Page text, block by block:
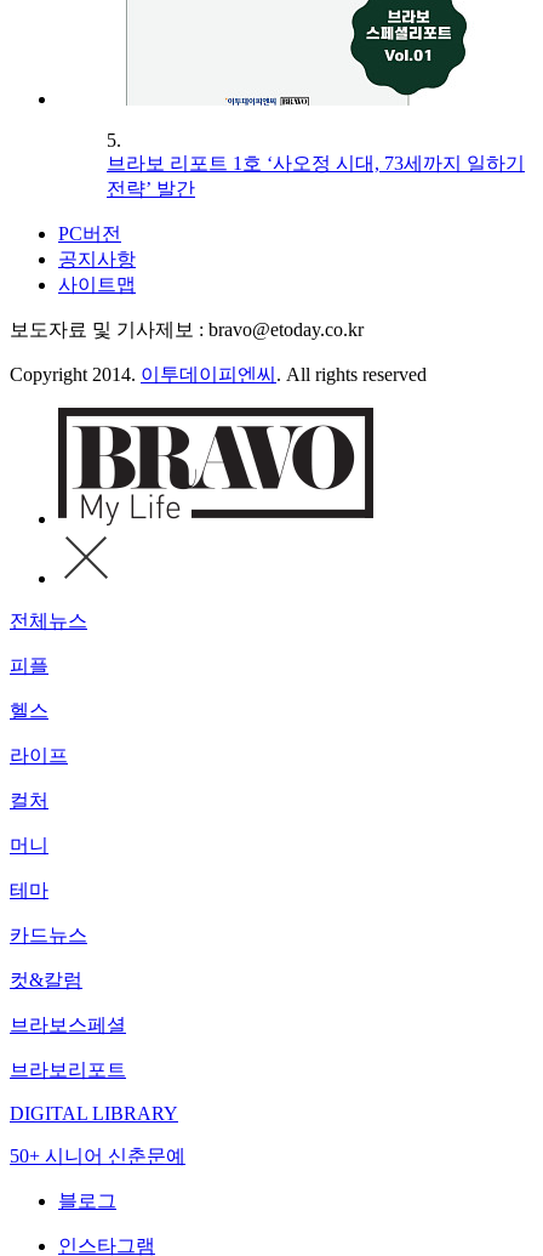
5.
브라보 리포트 1호 ‘사오정 시대, 73세까지 일하기
전략’ 발간
PC버전
공지사항
사이트맵
보도자료 및 기사제보 : bravo@etoday.co.kr
Copyright 2014. 이투데이피엔씨 . All rights reserved
전체뉴스
피플
헬스
라이프
컬처
머니
테마
카드뉴스
컷&칼럼
브라보스페셜
브라보리포트
DIGITAL LIBRARY
50+ 시니어 신춘문예
블로그
인스타그램